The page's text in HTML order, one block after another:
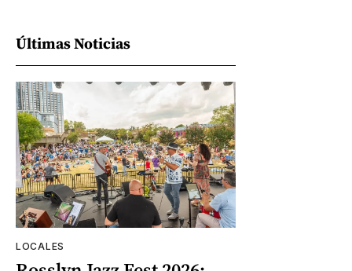
Últimas Noticias
LOCALES